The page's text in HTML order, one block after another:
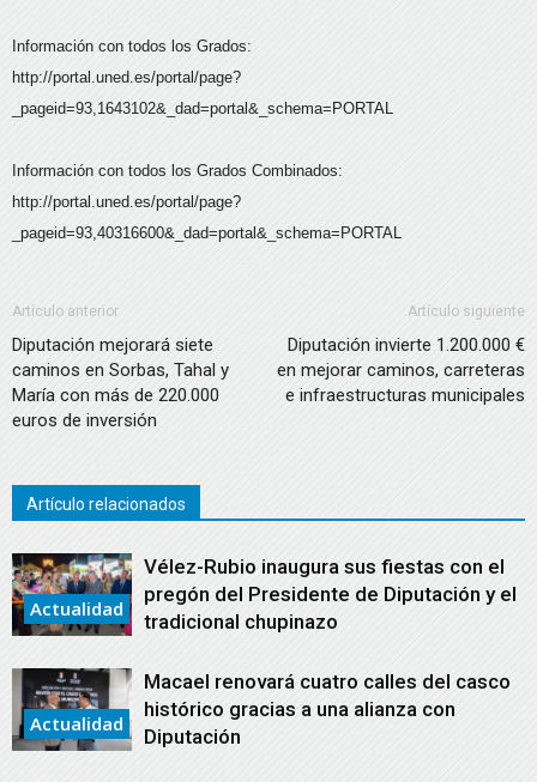
Información con todos los Grados:
http://portal.uned.es/portal/page?
_pageid=93,1643102&_dad=portal&_schema=PORTAL
Información con todos los Grados Combinados:
http://portal.uned.es/portal/page?
_pageid=93,40316600&_dad=portal&_schema=PORTAL
Artículo anterior
Diputación mejorará siete
caminos en Sorbas, Tahal y
María con más de 220.000
euros de inversión
Artículo siguiente
Diputación invierte 1.200.000 €
en mejorar caminos, carreteras
e infraestructuras municipales
Artículo relacionados
Actualidad
Vélez-Rubio inaugura sus fiestas con el
pregón del Presidente de Diputación y el
tradicional chupinazo
Actualidad
Macael renovará cuatro calles del casco
histórico gracias a una alianza con
Diputación